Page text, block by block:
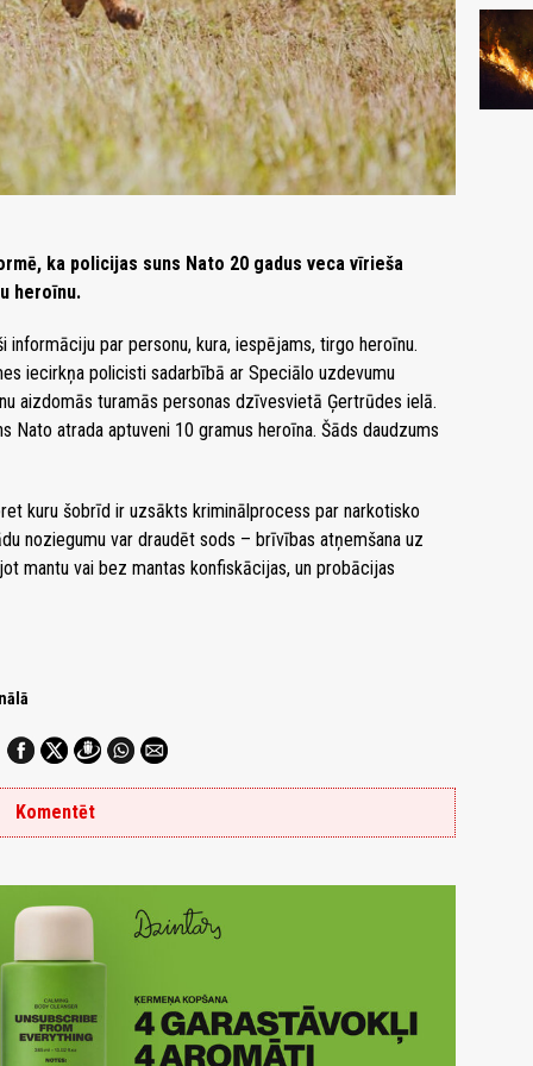
ka policijas suns Nato 20 gadus veca vīrieša
heroīnu.
par personu, kura, iespējams, tirgo heroīnu.
iecirkņa policisti sadarbībā ar Speciālo uzdevumu
aizdomās turamās personas dzīvesvietā Ģertrūdes ielā.
Nato atrada aptuveni 10 gramus heroīna. Šāds daudzums
kuru šobrīd ir uzsākts kriminālprocess par narkotisko
noziegumu var draudēt sods – brīvības atņemšana uz
mantu vai bez mantas konfiskācijas, un probācijas
Komentēt